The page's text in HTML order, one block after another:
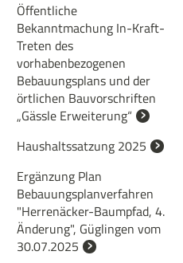
Öffentliche
Bekanntmachung In-Kraft-
Treten des
vorhabenbezogenen
Bebauungsplans und der
örtlichen Bauvorschriften
„Gässle Erweiterung“
Haushaltssatzung 2025
Ergänzung Plan
Bebauungsplanverfahren
"Herrenäcker-Baumpfad, 4.
Änderung", Güglingen vom
30.07.2025